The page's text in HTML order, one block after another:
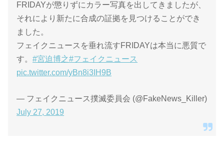
FRIDAYが懲りずにカラー写真を出してきましたが、
それにより新たに合成の証拠を見つけることができ
ました。
フェイクニュースを垂れ流すFRIDAYは本当に悪質で
す。#宮迫博之#フェイクニュース
pic.twitter.com/yBn8i3IH9B
— フェイクニュース撲滅委員会 (@FakeNews_Killer)
July 27, 2019